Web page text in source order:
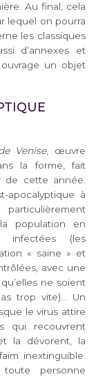
Au final, cela
lequel on pourra
les classiques
d’annexes et
un objet
Venise, œuvre
la forme, fait
de cette année.
apocalyptique à
population en
infectées (les
« saine » et
avec une
ne soient
trop vite)… Un
le virus attire
qui recouvrent
la dévorent, la
inextinguible.
personne